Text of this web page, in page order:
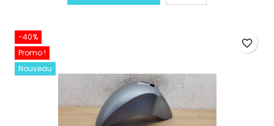
-40%
Promo !
Nouveau
favorite_border